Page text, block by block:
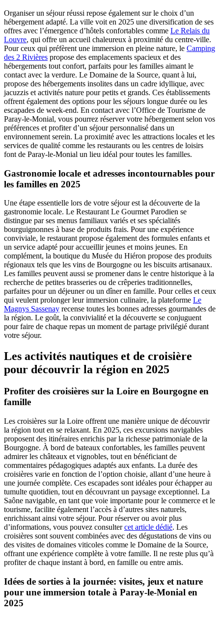
Organiser un séjour réussi repose également sur le choix d’un
hébergement adapté. La ville voit en 2025 une diversification de ses
offres avec l’émergence d’hôtels confortables comme Le Relais du
Louvre, qui offre un accueil chaleureux à proximité du centre-ville.
Pour ceux qui préfèrent une immersion en pleine nature, le Camping
des 2 Rivières propose des emplacements spacieux et des
hébergements tout confort, parfaits pour les familles aimant le
contact avec la verdure. Le Domaine de la Source, quant à lui,
propose des hébergements insolites dans un cadre idyllique, avec
jacuzzis et activités nature pour petits et grands. Ces établissements
offrent également des options pour les séjours longue durée ou les
escapades de week-end. En contact avec l’Office de Tourisme de
Paray-le-Monial, vous pourrez réserver votre hébergement selon vos
préférences et profiter d’un séjour personnalisé dans un
environnement serein. La proximité avec les attractions locales et les
services de qualité comme les restaurants ou les centres de loisirs
font de Paray-le-Monial un lieu idéal pour toutes les familles.
Gastronomie locale et adresses incontournables pour
les familles en 2025
Une étape essentielle lors de votre séjour est la découverte de la
gastronomie locale. Le Restaurant Le Gourmet Parodien se
distingue par ses menus familiaux variés et ses spécialités
bourguignonnes à base de produits frais. Pour une expérience
conviviale, le restaurant propose également des formules enfants et
un service adapté pour accueillir jeunes et moins jeunes. En
complément, la boutique du Musée du Hiéron propose des produits
régionaux tels que les vins de Bourgogne ou les biscuits artisanaux.
Les familles peuvent aussi se promener dans le centre historique à la
recherche de petites brasseries ou de crêperies traditionnelles,
parfaites pour un déjeuner ou un dîner en famille. Pour celles et ceux
qui veulent prolonger leur immersion culinaire, la plateforme Le
Magnys Sassenay recense toutes les bonnes adresses gourmandes de
la région. Le goût, la convivialité et la découverte se conjuguent
pour faire de chaque repas un moment de partage privilégié durant
votre séjour.
Les activités nautiques et de croisière
pour découvrir la région en 2025
Profiter des croisières sur la Loire en Bourgogne en
famille
Les croisières sur la Loire offrent une manière unique de découvrir
la région tout en se relaxant. En 2025, ces excursions navigables
proposent des itinéraires enrichis par la richesse patrimoniale de la
Bourgogne. À bord de bateaux confortables, les familles peuvent
admirer les châteaux et vignobles, tout en bénéficiant de
commentaires pédagogiques adaptés aux enfants. La durée des
croisières varie en fonction de l’option choisie, allant d’une heure à
une journée complète. Ces escapades sont idéales pour échapper au
tumulte quotidien, tout en découvrant un paysage exceptionnel. La
Saône navigable, en tant que voie importante pour le commerce et le
tourisme, facilite également l’accès à d’autres sites naturels,
enrichissant ainsi votre séjour. Pour réserver ou avoir plus
d’informations, vous pouvez consultercet article dédié. Les
croisières sont souvent combinées avec des dégustations de vins ou
des visites de domaines viticoles comme le Domaine de la Source,
offrant une expérience complète à votre famille. Il ne reste plus qu’à
profiter de chaque instant à bord, en famille ou entre amis.
Idées de sorties à la journée: visites, jeux et nature
pour une immersion totale à Paray-le-Monial en
2025